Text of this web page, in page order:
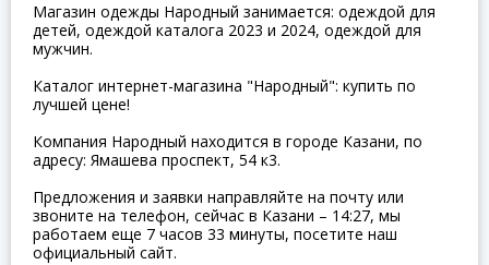
Магазин одежды Народный занимается: одеждой для
детей, одеждой каталога 2023 и 2024, одеждой для
мужчин.
Каталог интернет-магазина "Народный": купить по
лучшей цене!
Компания Народный находится в городе Казани, по
адресу: Ямашева проспект, 54 к3.
Предложения и заявки направляйте на почту или
звоните на телефон, сейчас в Казани – 14:27, мы
работаем еще 7 часов 33 минуты, посетите наш
официальный сайт.